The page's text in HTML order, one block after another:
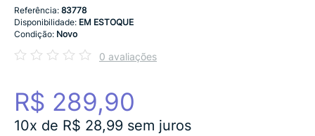
Referência: 83778
Disponibilidade: EM ESTOQUE
Condição: Novo
0 avaliações
R$ 289,90
10x de R$ 28,99 sem juros